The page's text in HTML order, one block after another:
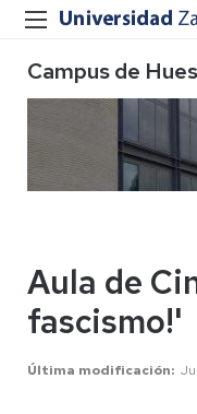
Campus de
Aula de
fascismo!'
Última modificación